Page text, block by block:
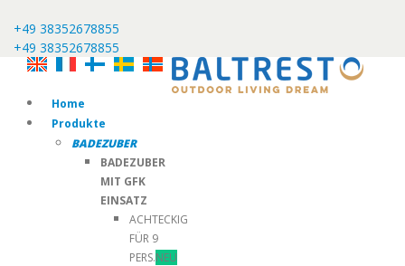
+49 38352678855
+49 38352678855
Home
Produkte
BADEZUBER
BADEZUBER
MIT GFK
EINSATZ
ACHTECKIG
FÜR 9
PERS.NEU